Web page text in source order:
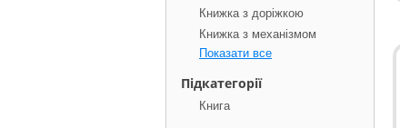
Книжка з доріжкою
Книжка з механізмом
Показати все
Підкатегорії
Книга